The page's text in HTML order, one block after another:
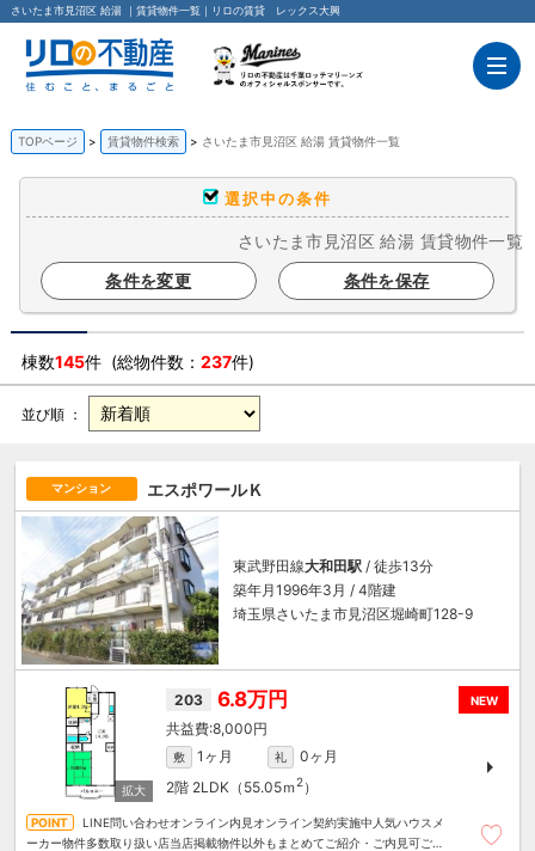
さいたま市見沼区 給湯 ｜賃貸物件一覧｜リロの賃貸 レックス大興
TOPページ 賃貸物件検索 さいたま市見沼区 給湯 賃貸物件一覧
選択中の条件
さいたま市見沼区 給湯 賃貸物件一覧
条件を変更
条件を保存
棟数145件 (総物件数： 237件)
並び順 ：
マンション エスポワールＫ
東武野田線大和田駅 / 徒歩13分
築年月1996年3月 / 4階建
埼玉県さいたま市見沼区堀崎町128-9
NEW
203 6.8万円
8,000円
敷 1ヶ月 礼
0ヶ月
2階 2LDK（55.05ｍ2）
LINE問い合わせオンライン内見オンライン契約実施中人気ハウスメ
ーカー物件多数取り扱い店当店掲載物件以外もまとめてご紹介・ご内見可ご予